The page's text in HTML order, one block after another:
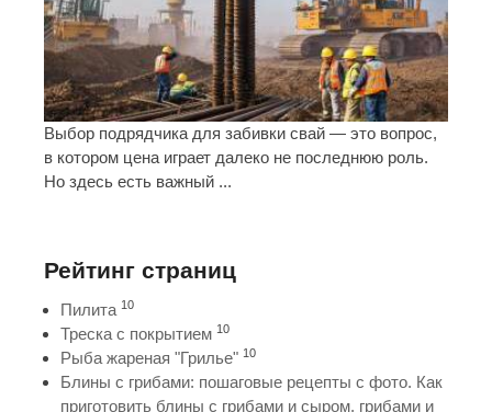
Выбор подрядчика для забивки свай — это вопрос,
в котором цена играет далеко не последнюю роль.
Но здесь есть важный ...
Рейтинг страниц
Пилита 10
Треска с покрытием 10
Рыба жареная "Грилье" 10
Блины с грибами: пошаговые рецепты с фото. Как
приготовить блины с грибами и сыром, грибами и